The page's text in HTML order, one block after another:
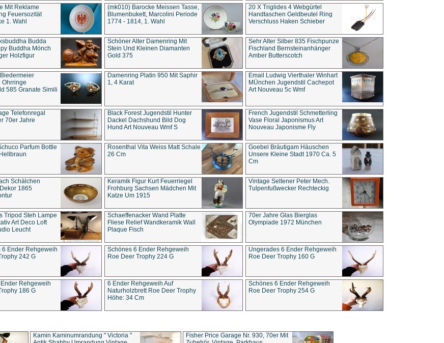
Mit Reklame
Feuersozität
1. Wahl
(mk010) Barocke Meissen Tasse,
Blumenbukett, Marcolini Periode
1774 - 1814, 1. Wahl
20 X Triglides 4 Webgürtel
Handtaschen Geldbeutel Ring
Verschluss Haken Schieber
Budda
Buddha Mönch
Holzfigur
Schöner Alter Damenring Mit
Stein Und Kleinen Diamanten
Gold 375
Sehr Alter Silber 835 Fischpunze
Fischland Bernsteinanhänger
Amber Butterscotch
Ohrringe
585 Granate Simili
Damenring Platin 950 Mit Saphir
1, 4 Karat
Email Ludwig Vierthaler Winhart
MÜnchen Jugendstil Cachepot
Art Nouveau 5c Wmf
Telefonregal
70er Jahre
Black Forest Jugendstil Hunter
Dackel Dachshund Bild Dog
Hund Art Nouveau Wmf S
French Jugendstil Schmetterling
Vase Floral Japonismus Art
Nouveau Japonisme Fly
Parfum Bottle
Rosenthal Vita Weiss Matt Schale
26 Cm
Goebel Bräutigam Häuschen
Unsere Kleine Stadt 1970 Ca. 5
Cm
Schälchen
1865
Keramik Figur Kurt Feuerriegel
Frohburg Sachsen Mädchen Mit
Katze Um 1915
Vintage Seltener Peter Mech.
Tulpenfußwecker Rechteckig
Tripod Steh Lampe
Art Deco Loft
Leucht
Schaeffenacker Wand Platte
Fliese Relief Wandkeramik Wall
Plaque Fisch
70er Jahre Glas Bierglas
Olympiade 1972 München
6 Ender Rehgeweih
242 G
Schönes 6 Ender Rehgeweih
Roe Deer Trophy 224 G
Ungerades 6 Ender Rehgeweih
Roe Deer Trophy 160 G
Rehgeweih
186 G
6 Ender Rehgeweih Auf
Naturholzbrett Roe Deer Trophy
Höhe: 34 Cm
Schönes 6 Ender Rehgeweih
Roe Deer Trophy 254 G
Kamin Kaminumrandung " Victoria "
Fisher Price Garage Nr. 930, 70er Mit